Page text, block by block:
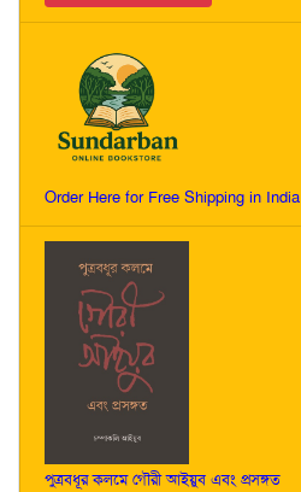
Order Here for Free Shipping in India
পুত্রবধূর কলমে গৌরী আইয়ুব এবং প্রসঙ্গত